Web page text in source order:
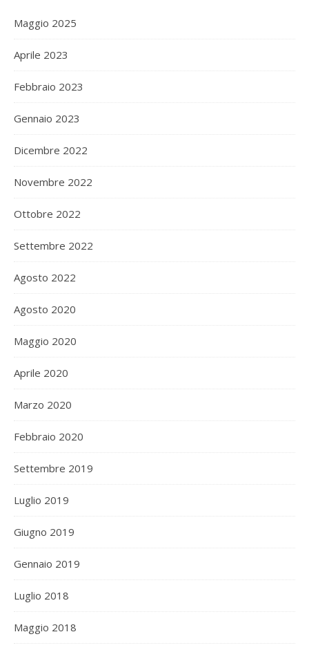
Maggio 2025
Aprile 2023
Febbraio 2023
Gennaio 2023
Dicembre 2022
Novembre 2022
Ottobre 2022
Settembre 2022
Agosto 2022
Agosto 2020
Maggio 2020
Aprile 2020
Marzo 2020
Febbraio 2020
Settembre 2019
Luglio 2019
Giugno 2019
Gennaio 2019
Luglio 2018
Maggio 2018